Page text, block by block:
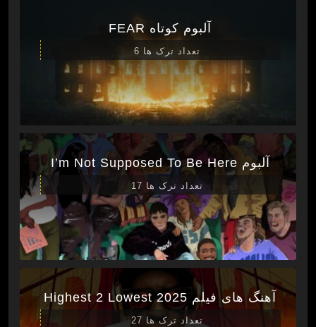
آلبوم کوتاه FEAR
تعداد ترک ها 6
آلبوم I’m Not Supposed To Be Here
تعداد ترک ها 17
آهنگ های فیلم Highest 2 Lowest 2025
تعداد ترک ها 27